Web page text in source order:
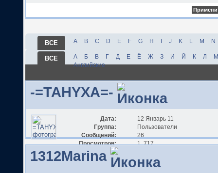
ВСЕ A B C D E F G H J K M N
ВСЕ А Б В Г Д Е Ё Ж З И Й К Л
М
Английские
-=TAHYXA=-
Дата:
12 Январь 11
Группа:
Пользователи
Сообщений:
26
Просмотров:
1 717
1312Marina